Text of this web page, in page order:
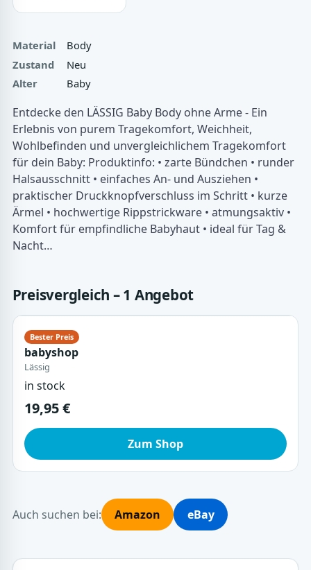
Material
Body
Zustand
Neu
Alter
Baby
Entdecke den LÄSSIG Baby Body ohne Arme - Ein
Erlebnis von purem Tragekomfort, Weichheit,
Wohlbefinden und unvergleichlichem Tragekomfort
für dein Baby: Produktinfo: • zarte Bündchen • runder
Halsausschnitt • einfaches An- und Ausziehen •
praktischer Druckknopfverschluss im Schritt • kurze
Ärmel • hochwertige Rippstrickware • atmungsaktiv •
Komfort für empfindliche Babyhaut • ideal für Tag &
Nacht…
Preisvergleich – 1 Angebot
babyshop
Lässig
in stock
19,95 €
Zum Shop
Auch suchen bei: Amazon eBay